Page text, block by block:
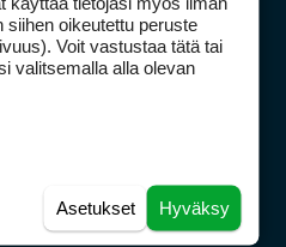
yhteystiedot
siihen oikeutettu peruste
Voit vastustaa tätä tai
valitsemalla alla olevan
Hyväksy
Asetukset